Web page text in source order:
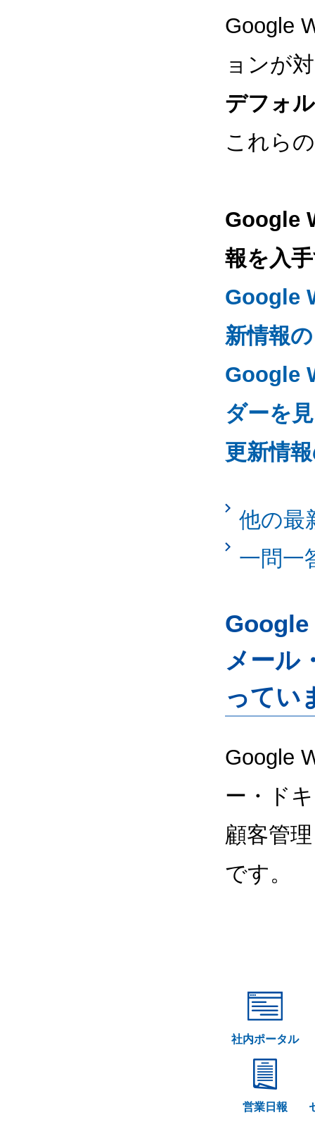
Google
ョンが
デフォ
これら
Google
報を入
Google
新情報
Google
ダーを
更新情
他の最
一問一
Google
メール
ってい
Google
ー・ド
顧客管
です。
社内ポータル
営業日報